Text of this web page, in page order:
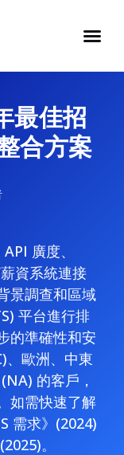
最佳招
合方案
廣度、
資系統連接
景調查和區域
平台進行排
的準確性和安
、歐洲、中東
的客戶，
如需快速了解
需求》(2024)
。